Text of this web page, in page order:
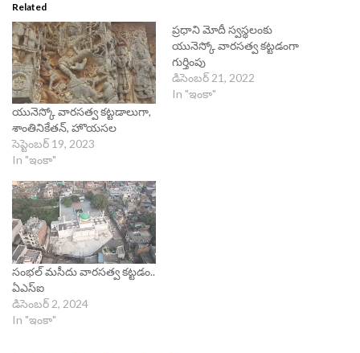
Related
యునెస్కో వారసత్వ కట్టడాలుగా,
శాంతినికేతన్, హొయసల
సెప్టెంబర్ 19, 2023
In "ఇంకా"
ప్రధాని మోదీ స్వస్థలంకు
యునెస్కో వారసత్వ కట్టడంగా
గుర్తింపు
డిసెంబర్ 21, 2022
In "ఇంకా"
సంభల్‌ మసీదు వారసత్వ కట్టడం..
ఏఎస్‌ఐ
డిసెంబర్ 2, 2024
In "ఇంకా"